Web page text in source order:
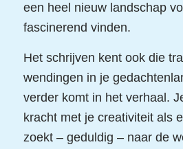
een heel nieuw landschap
fascinerend vinden.
Het schrijven kent ook die
wendingen in je
verder komt in het verhaal.
kracht met je creativiteit als
zoekt – geduldig – naar de